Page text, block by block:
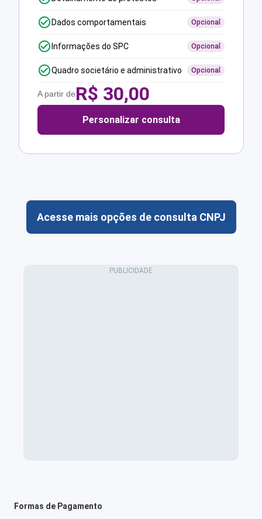
Dados comportamentais Opcional
Informações do SPC Opcional
Quadro societário e administrativo Opcional
A partir deR$ 30,00
Personalizar consulta
Acesse mais opções de consulta CNPJ
Formas de Pagamento